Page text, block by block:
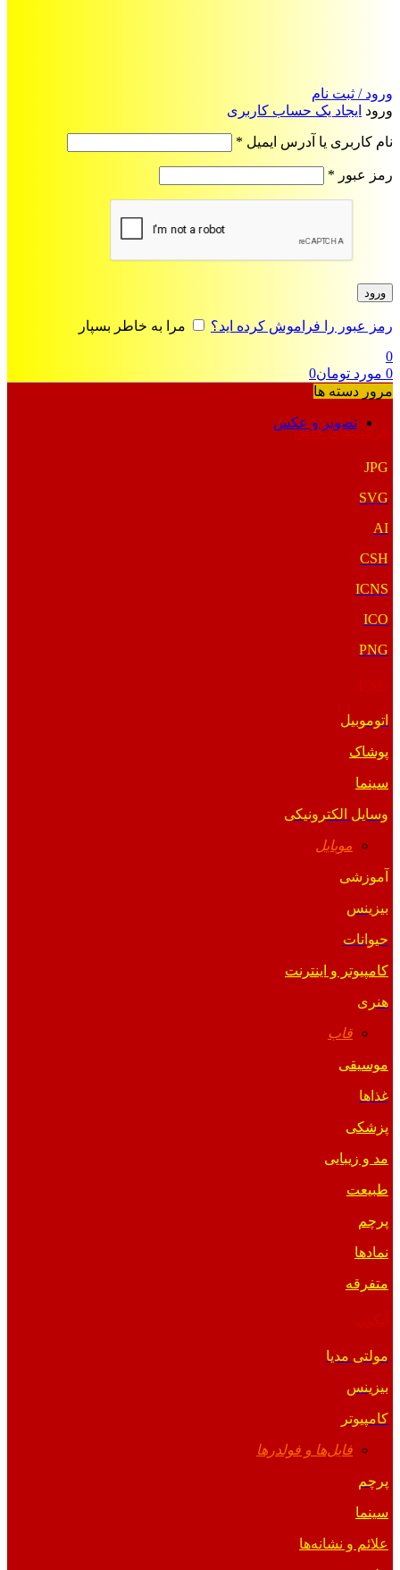
ورود / ثبت نام
ورود ایجاد یک حساب کاربری
نام کاربری یا آدرس ایمیل *
رمز عبور *
ورود
رمز عبور را فراموش کرده اید؟
مرا به خاطر بسپار
0
0 مورد تومان0
مرور دسته ها
تصویر و عکس
فرمت‌های خاص
JPG
SVG
AI
CSH
ICNS
ICO
PNG
اتوموبیل
پوشاک
سینما
وسایل الکترونیکی
موبایل
آموزشی
بیزینس
حیوانات
کامپیوتر و اینترنت
هنری
قاب
موسیقی
غذاها
پزشکی
مد و زیبایی
طبیعت
پرچم
نمادها
متفرقه
مولتی مدیا
بیزینس
کامپیوتر
فایل‌ها و فولدرها
پرچم
سینما
علائم و نشانه‌ها